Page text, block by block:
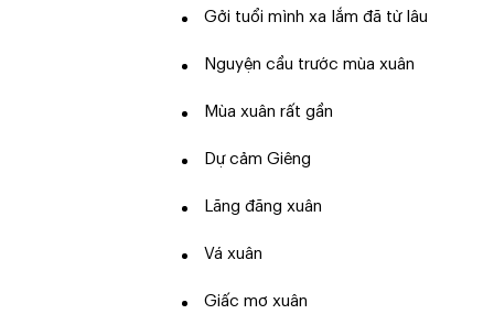
Gởi tuổi mình xa lắm đã từ lâu
Nguyện cầu trước mùa xuân
Mùa xuân rất gần
Dự cảm Giêng
Lãng đãng xuân
Vá xuân
Giấc mơ xuân